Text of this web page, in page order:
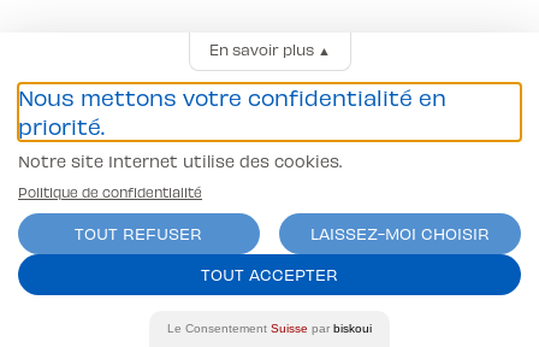
En savoir plus▲
Nous mettons votre confidentialité en
priorité.
Notre site Internet utilise des cookies.
Politique de confidentialité
TOUT REFUSER
LAISSEZ-MOI CHOISIR
TOUT ACCEPTER
Le Consentement Suisse par biskoui